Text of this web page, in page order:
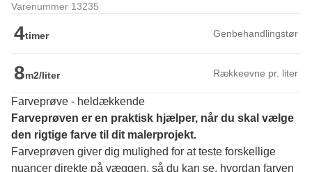
Varenummer 13235
4timer Genbehandlingstør
8m2/liter Rækkeevne pr. liter
Farveprøve - heldækkende
Farveprøven er en praktisk hjælper, når du skal vælge
den rigtige farve til dit malerprojekt.
Farveprøven giver dig mulighed for at teste forskellige
nuancer direkte på væggen, så du kan se, hvordan farven